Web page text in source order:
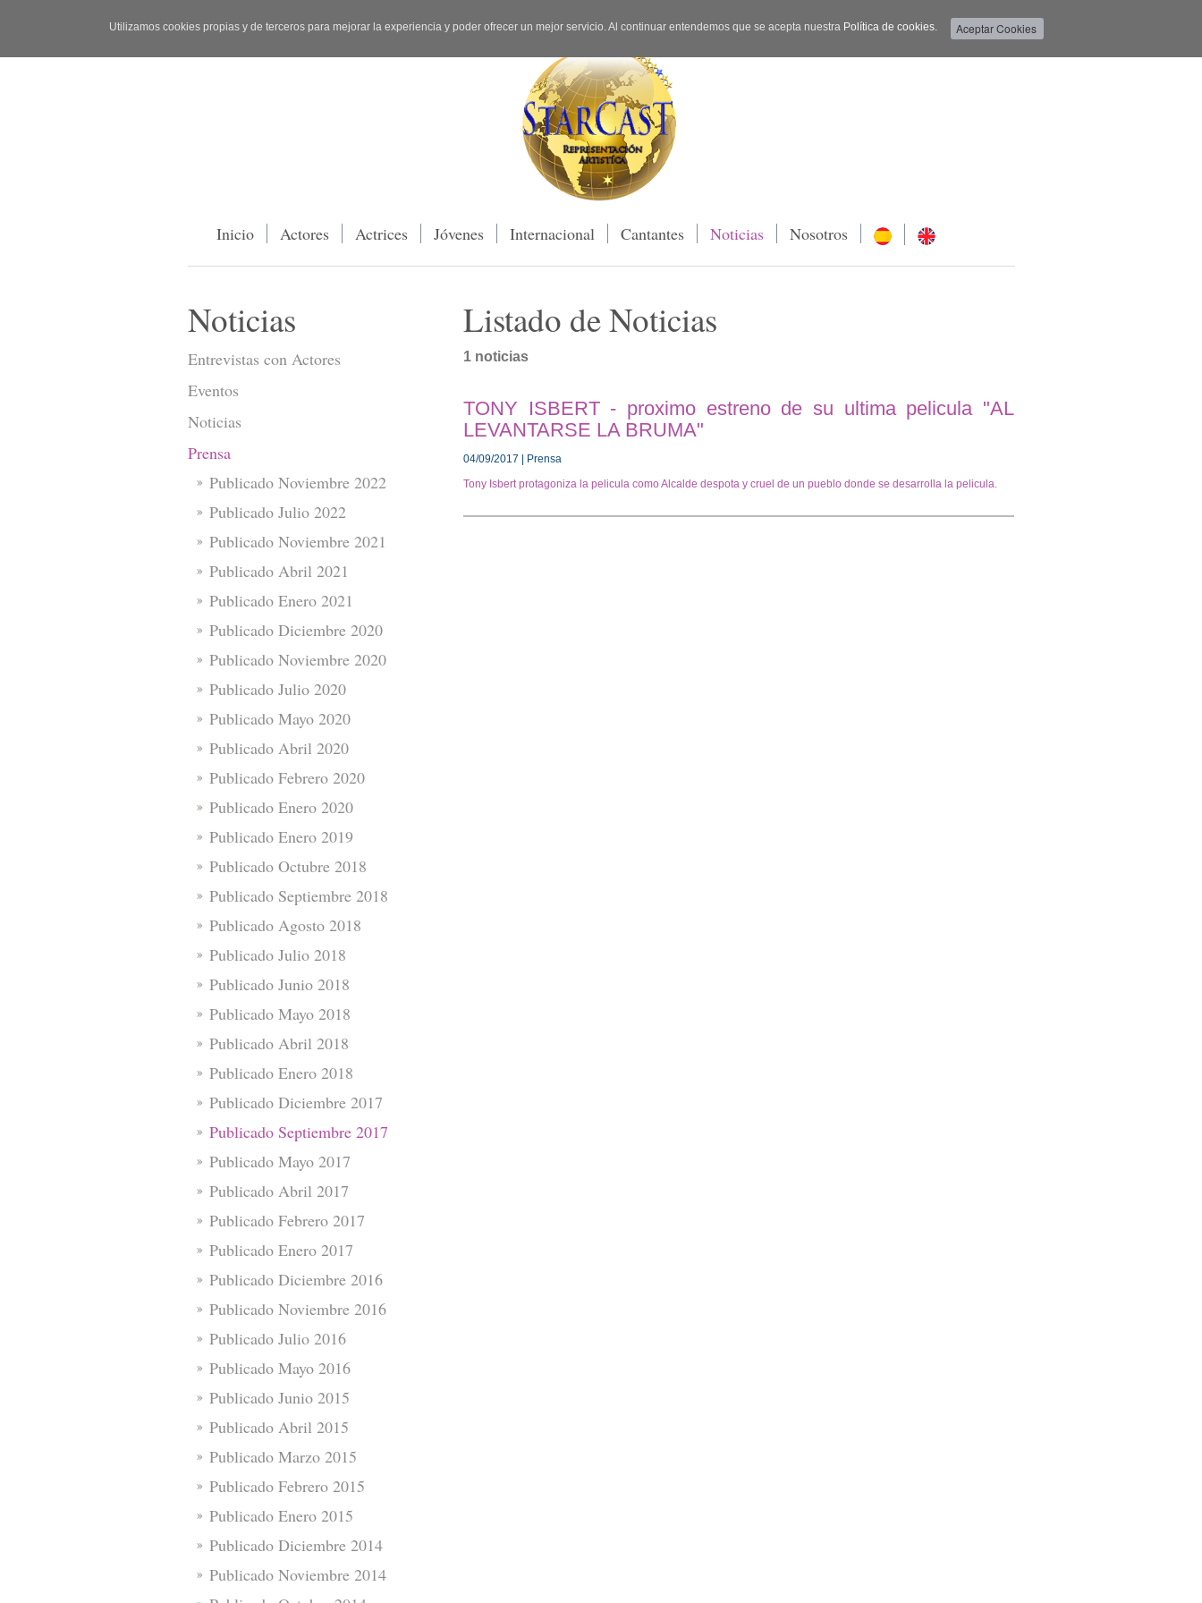
Utilizamos cookies propias y de terceros para mejorar la experiencia y poder ofrecer un mejor servicio. Al continuar entendemos que se acepta nuestra Política de cookies.
Inicio Actores Actrices Jóvenes Internacional Cantantes Noticias Nosotros
Listado de Noticias
1 noticias
TONY ISBERT - proximo estreno de su ultima pelicula "AL
LEVANTARSE LA BRUMA"
04/09/2017 | Prensa
Tony Isbert protagoniza la pelicula como Alcalde despota y cruel de un pueblo donde se desarrolla la pelicula.
Noticias
Entrevistas con Actores
Eventos
Noticias
Prensa
Publicado Noviembre 2022
Publicado Julio 2022
Publicado Noviembre 2021
Publicado Abril 2021
Publicado Enero 2021
Publicado Diciembre 2020
Publicado Noviembre 2020
Publicado Julio 2020
Publicado Mayo 2020
Publicado Abril 2020
Publicado Febrero 2020
Publicado Enero 2020
Publicado Enero 2019
Publicado Octubre 2018
Publicado Septiembre 2018
Publicado Agosto 2018
Publicado Julio 2018
Publicado Junio 2018
Publicado Mayo 2018
Publicado Abril 2018
Publicado Enero 2018
Publicado Diciembre 2017
Publicado Septiembre 2017
Publicado Mayo 2017
Publicado Abril 2017
Publicado Febrero 2017
Publicado Enero 2017
Publicado Diciembre 2016
Publicado Noviembre 2016
Publicado Julio 2016
Publicado Mayo 2016
Publicado Junio 2015
Publicado Abril 2015
Publicado Marzo 2015
Publicado Febrero 2015
Publicado Enero 2015
Publicado Diciembre 2014
Publicado Noviembre 2014